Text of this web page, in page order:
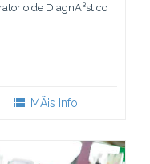
de DiagnÃ³stico
MÃ¡s Info